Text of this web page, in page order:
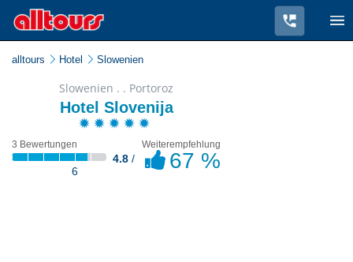
alltours Hotel Slowenien
Slowenien . . Portoroz
Hotel Slovenija
3 Bewertungen
4.8 /
6
Weiterempfehlung
67 %